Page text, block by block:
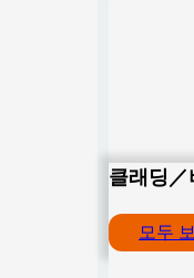
클래딩／
모두